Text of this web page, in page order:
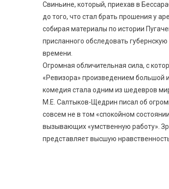
Свиньине, который, приехав в
до того, что стал брать прошения у
собирая материалы по истории
присланного обследовать
времени.
Огромная обличительная сила, с
«Ревизора» произведением большой
комедия стала одним из шедевров
М.Е. Салтыков-Щедрин писал об
совсем не в том «спокойном
вызывающих «умственную работу».
представляет высшую